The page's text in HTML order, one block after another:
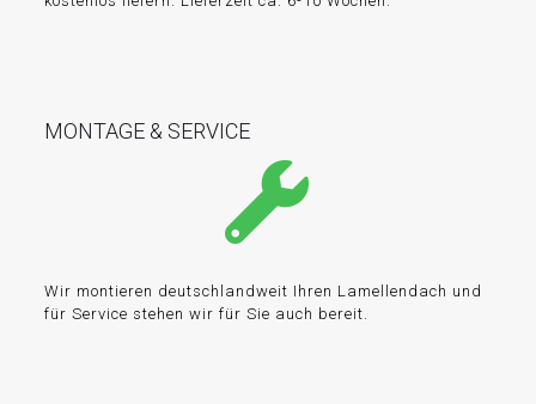
MONTAGE & SERVICE
Wir montieren deutschlandweit Ihren Lamellendach und
für Service stehen wir für Sie auch bereit.